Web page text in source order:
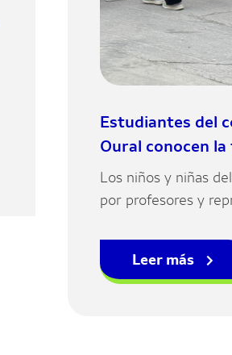
Estudiantes del
Oural conocen
Los niños y niñas
por profesores y
el proceso de
industrial de su
Leer más